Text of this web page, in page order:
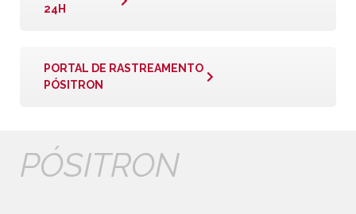
24H
PORTAL DE RASTREAMENTO
PÓSITRON
PÓSITRON